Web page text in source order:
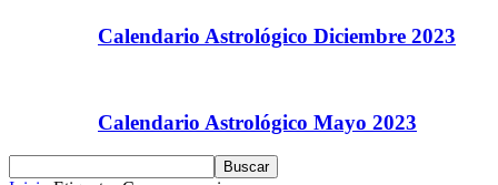
Calendario Astrológico Diciembre 2023
Calendario Astrológico Mayo 2023